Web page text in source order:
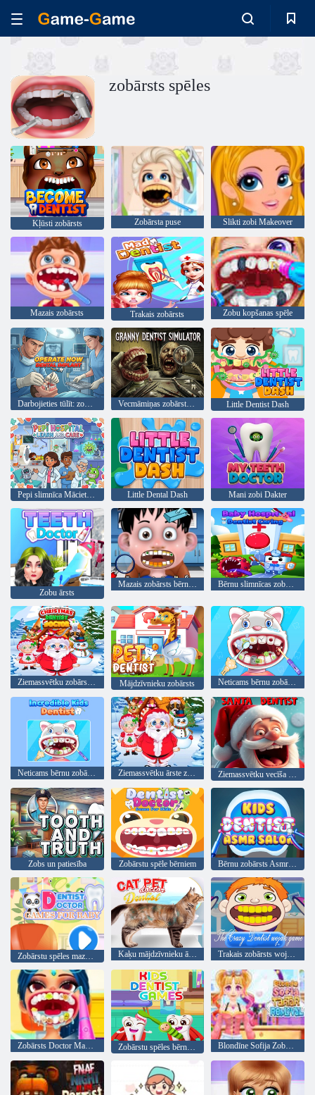
zobārsts spēles
Kļūsti zobārsts Zobārsta puse Slikti zobi Makeover
Mazais zobārsts Trakais zobārsts Zobu kopšanas spēle
Darbojieties tūlīt: zobu implants Vecmāmiņas zobārsta simulators Little Dentist Dash
Pepi slimnīca Mācieties un aprūpējiet Little Dental Dash Mani zobi Dakter
Zobu ārsts
Mazais zobārsts bērniem 2 Bērnu slimnīcas zobārsta gādība
Ziemassvētku zobārsta ārsts Mājdzīvnieku zobārsts Neticams bērnu zobārsts
Neticams bērnu zobārsts Ziemassvētku ārste zobārste
Zobs un patiesība Zobārstu spēle bērniem Bērnu zobārsts Asmr salons
Kaķu mājdzīvnieku ārsts zobārsts
Zobārsts Doctor Makeover Zobārstu spēles bērniem Blondīne Sofija Zobakmens noņemšana